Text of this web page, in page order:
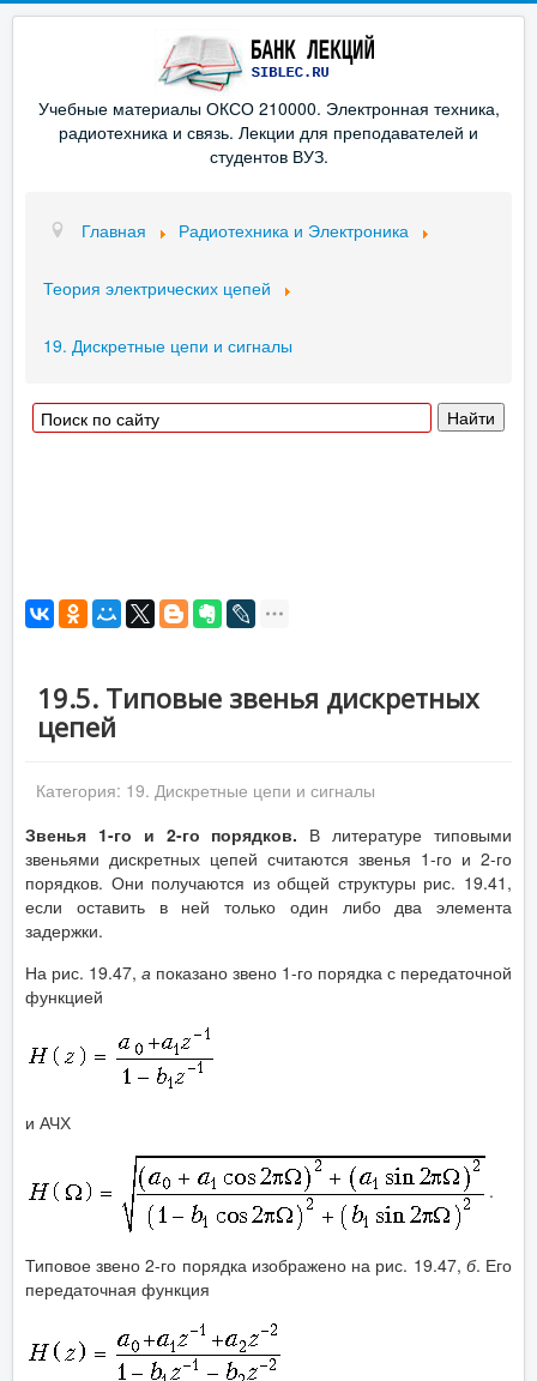
Учебные материалы ОКСО 210000. Электронная техника,
радиотехника и связь. Лекции для преподавателей и
студентов ВУЗ.
Главная Радиотехника и Электроника
Теория электрических цепей
19. Дискретные цепи и сигналы
19.5. Типовые звенья дискретных
цепей
Категория: 19. Дискретные цепи и сигналы
Звенья 1-го и 2-го порядков. В литературе типовыми
звеньями дискретных цепей считаются звенья 1-го и 2-го
порядков. Они получаются из общей структуры рис. 19.41,
если оставить в ней только один либо два элемента
задержки.
На рис. 19.47, а показано звено 1-го порядка с передаточной
функцией
и АЧХ
.
Типовое звено 2-го порядка изображено на рис. 19.47, б. Его
передаточная функция